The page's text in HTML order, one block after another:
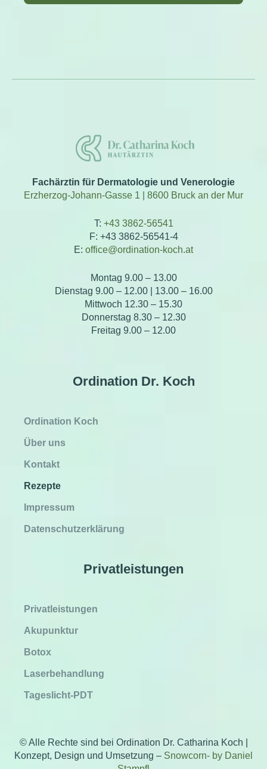
Fachärztin für Dermatologie und Venerologie
Erzherzog-Johann-Gasse 1 | 8600 Bruck an der Mur
T: +43 3862-56541
F: +43 3862-56541-4
E: office@ordination-koch.at
Montag 9.00 – 13.00
Dienstag 9.00 – 12.00 | 13.00 – 16.00
Mittwoch 12.30 – 15.30
Donnerstag 8.30 – 12.30
Freitag 9.00 – 12.00
Ordination Dr. Koch
Ordination Koch
Über uns
Kontakt
Rezepte
Impressum
Datenschutzerklärung
Privatleistungen
Privatleistungen
Akupunktur
Botox
Laserbehandlung
Tageslicht-PDT
© Alle Rechte sind bei Ordination Dr. Catharina Koch |
Konzept, Design und Umsetzung – Snowcorn- by Daniel